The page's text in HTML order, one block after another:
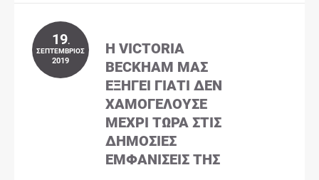
19.
ΣΕΠΤΈΜΒΡΙΟΣ
2019
Η VICTORIA
BECKHAM ΜΑΣ
ΕΞΗΓΕΊ ΓΙΑΤΊ ΔΕΝ
ΧΑΜΟΓΕΛΟΎΣΕ
ΜΈΧΡΙ ΤΏΡΑ ΣΤΙΣ
ΔΗΜΌΣΙΕΣ
ΕΜΦΑΝΊΣΕΙΣ ΤΗΣ